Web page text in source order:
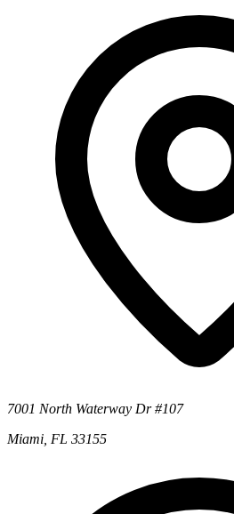
7001 North Waterway Dr #107
Miami, FL 33155